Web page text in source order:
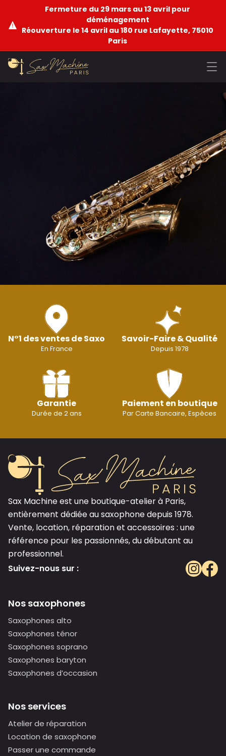
Fermeture du 29 mars au 13 avril pour
déménagement
Réouverture le 14 avril au 180 rue Lafayette, 75010
Paris
N°1 des ventes de Saxo
En France
Savoir-Faire & Qualité
Depuis 1978
Garantie
Durée de 2 ans
Paiement en boutique
Par Carte Bancaire, Espèces
Sax Machine est une boutique-atelier à Paris,
entièrement dédiée au saxophone depuis 1978.
Vente, location, réparation et accessoires : une
référence pour les passionnés, du débutant au
professionnel.
Suivez-nous sur :
Nos saxophones
Saxophones alto
Saxophones ténor
Saxophones soprano
Saxophones baryton
Saxophones d’occasion
Nos services
Atelier de réparation
Location de saxophone
Passer une commande